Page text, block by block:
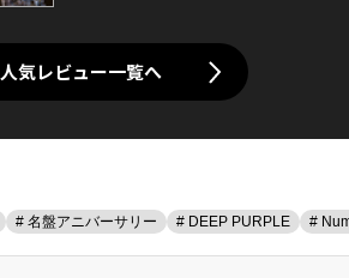
人気レビュー一覧へ
# 名盤アニバーサリー # DEEP PURPLE #